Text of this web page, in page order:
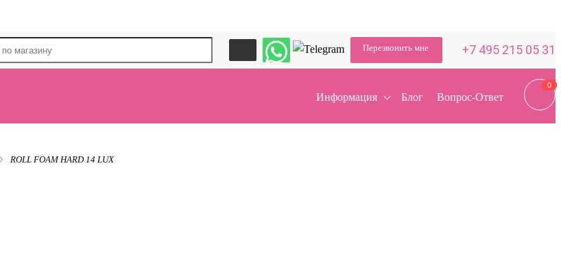
Перезвонить мне +7 495 215 05 31
0
0
Информация Блог Вопрос-Ответ
ROLL FOAM HARD 14 LUX